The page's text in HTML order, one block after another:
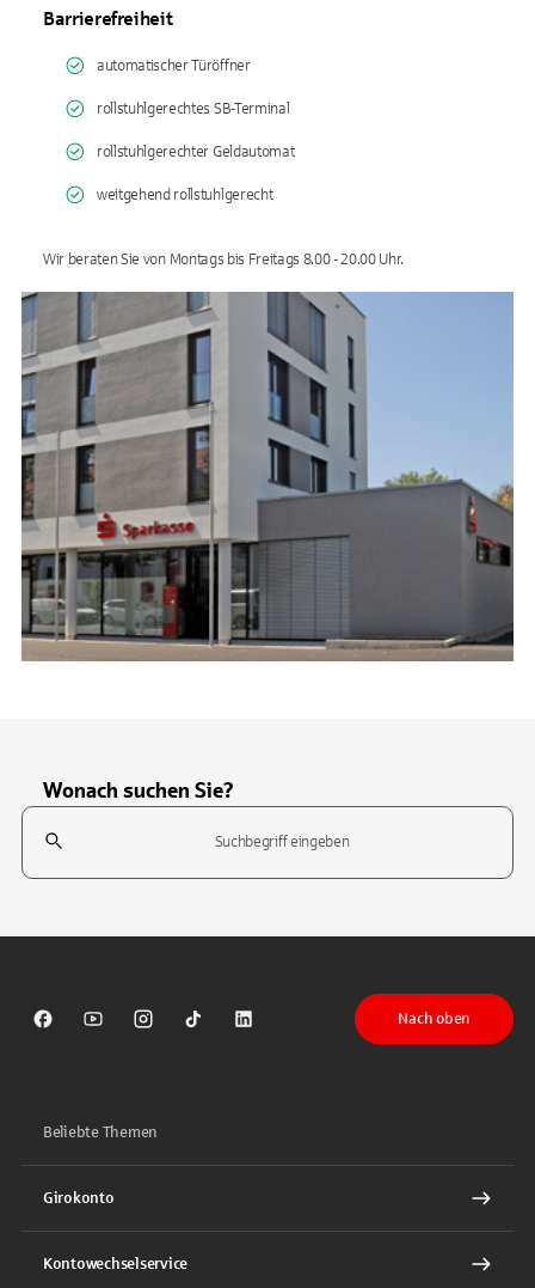
Barrierefreiheit
automatischer Türöffner
rollstuhlgerechtes SB-Terminal
rollstuhlgerechter Geldautomat
weitgehend rollstuhlgerecht
Wir beraten Sie von Montags bis Freitags 8.00 - 20.00 Uhr.
Wonach suchen Sie?
Suchfeld
Sparkasse auf Facebook
Sparkasse auf Youtube
Sparkasse auf Instagram
Sparkasse auf TikTok
Sparkasse auf LinkedIn
Nach oben
Beliebte Themen
Girokonto
Kontowechselservice